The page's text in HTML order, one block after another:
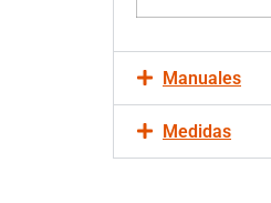
Manuales
Medidas